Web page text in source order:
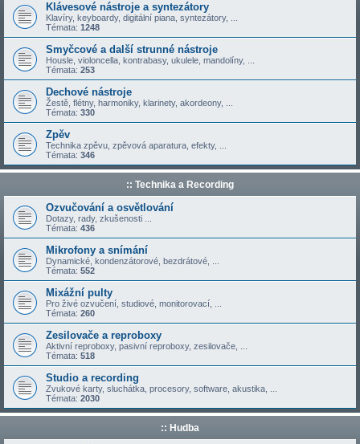
Klávesové nástroje a syntezátory
Klavíry, keyboardy, digitální piana, syntezátory, ...
Témata: 1248
Smyčcové a další strunné nástroje
Housle, violoncella, kontrabasy, ukulele, mandolíny, ...
Témata: 253
Dechové nástroje
Žestě, flétny, harmoniky, klarinety, akordeony, ...
Témata: 330
Zpěv
Technika zpěvu, zpěvová aparatura, efekty, ...
Témata: 346
:: Technika a Recording
Ozvučování a osvětlování
Dotazy, rady, zkušenosti ...
Témata: 436
Mikrofony a snímání
Dynamické, kondenzátorové, bezdrátové, ...
Témata: 552
Mixážní pulty
Pro živé ozvučení, studiové, monitorovací, ...
Témata: 260
Zesilovače a reproboxy
Aktivní reproboxy, pasivní reproboxy, zesilovače, ...
Témata: 518
Studio a recording
Zvukové karty, sluchátka, procesory, software, akustika, ...
Témata: 2030
:: Hudba